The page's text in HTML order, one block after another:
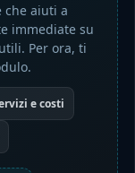
che aiuti a
immediate su
Per ora, ti
e costi